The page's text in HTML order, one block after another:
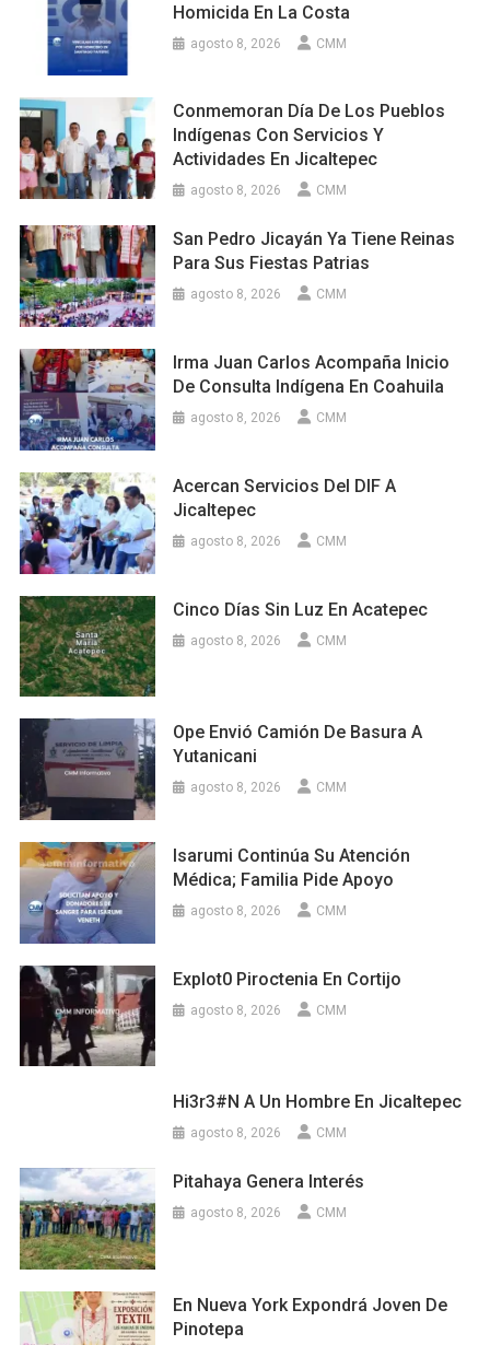
Homicida En La Costa
agosto 8, 2026 CMM
Conmemoran Día De Los Pueblos
Indígenas Con Servicios Y
Actividades En Jicaltepec
agosto 8, 2026 CMM
San Pedro Jicayán Ya Tiene Reinas
Para Sus Fiestas Patrias
agosto 8, 2026 CMM
Irma Juan Carlos Acompaña Inicio
De Consulta Indígena En Coahuila
agosto 8, 2026 CMM
Acercan Servicios Del DIF A
Jicaltepec
agosto 8, 2026 CMM
Cinco Días Sin Luz En Acatepec
agosto 8, 2026 CMM
Ope Envió Camión De Basura A
Yutanicani
agosto 8, 2026 CMM
Isarumi Continúa Su Atención
Médica; Familia Pide Apoyo
agosto 8, 2026 CMM
Explot0 Piroctenia En Cortijo
agosto 8, 2026 CMM
Hi3r3#n A Un Hombre En Jicaltepec
agosto 8, 2026 CMM
Pitahaya Genera Interés
agosto 8, 2026 CMM
En Nueva York Expondrá Joven De
Pinotepa